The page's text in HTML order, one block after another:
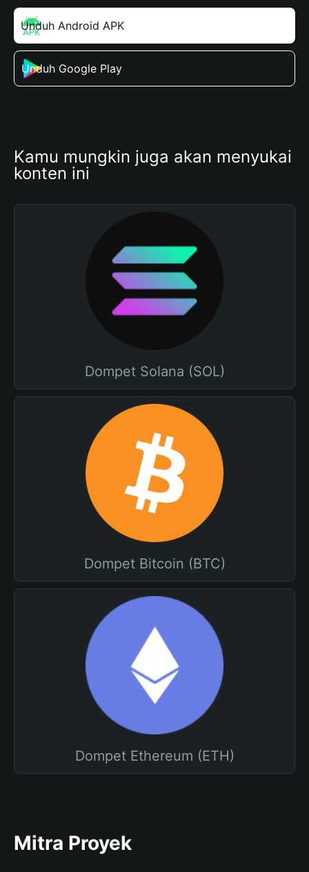
Unduh Android APK
Unduh Google Play
Kamu mungkin juga akan menyukai
konten ini
Dompet Solana (SOL)
Dompet Bitcoin (BTC)
Dompet Ethereum (ETH)
Mitra Proyek